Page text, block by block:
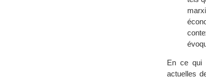
En ce qui
actuelles